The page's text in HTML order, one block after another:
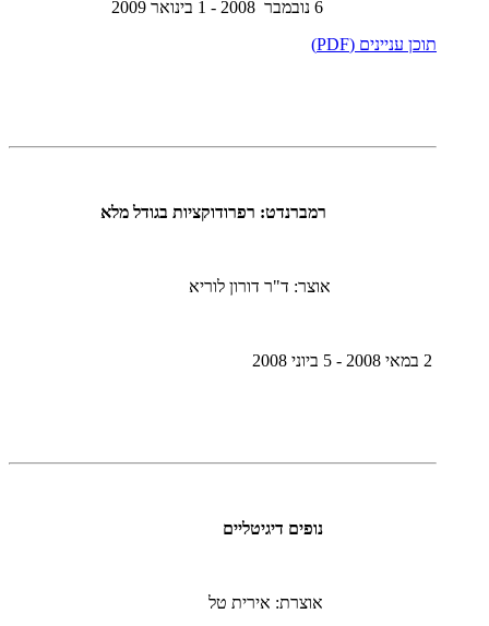
תוכן עניינים (PDF)
רמברנדט: רפרודוקציות בגודל מלא
אוצר: ד"ר דורון לוריא
נופים דיגיטליים
אוצרת: אירית טל